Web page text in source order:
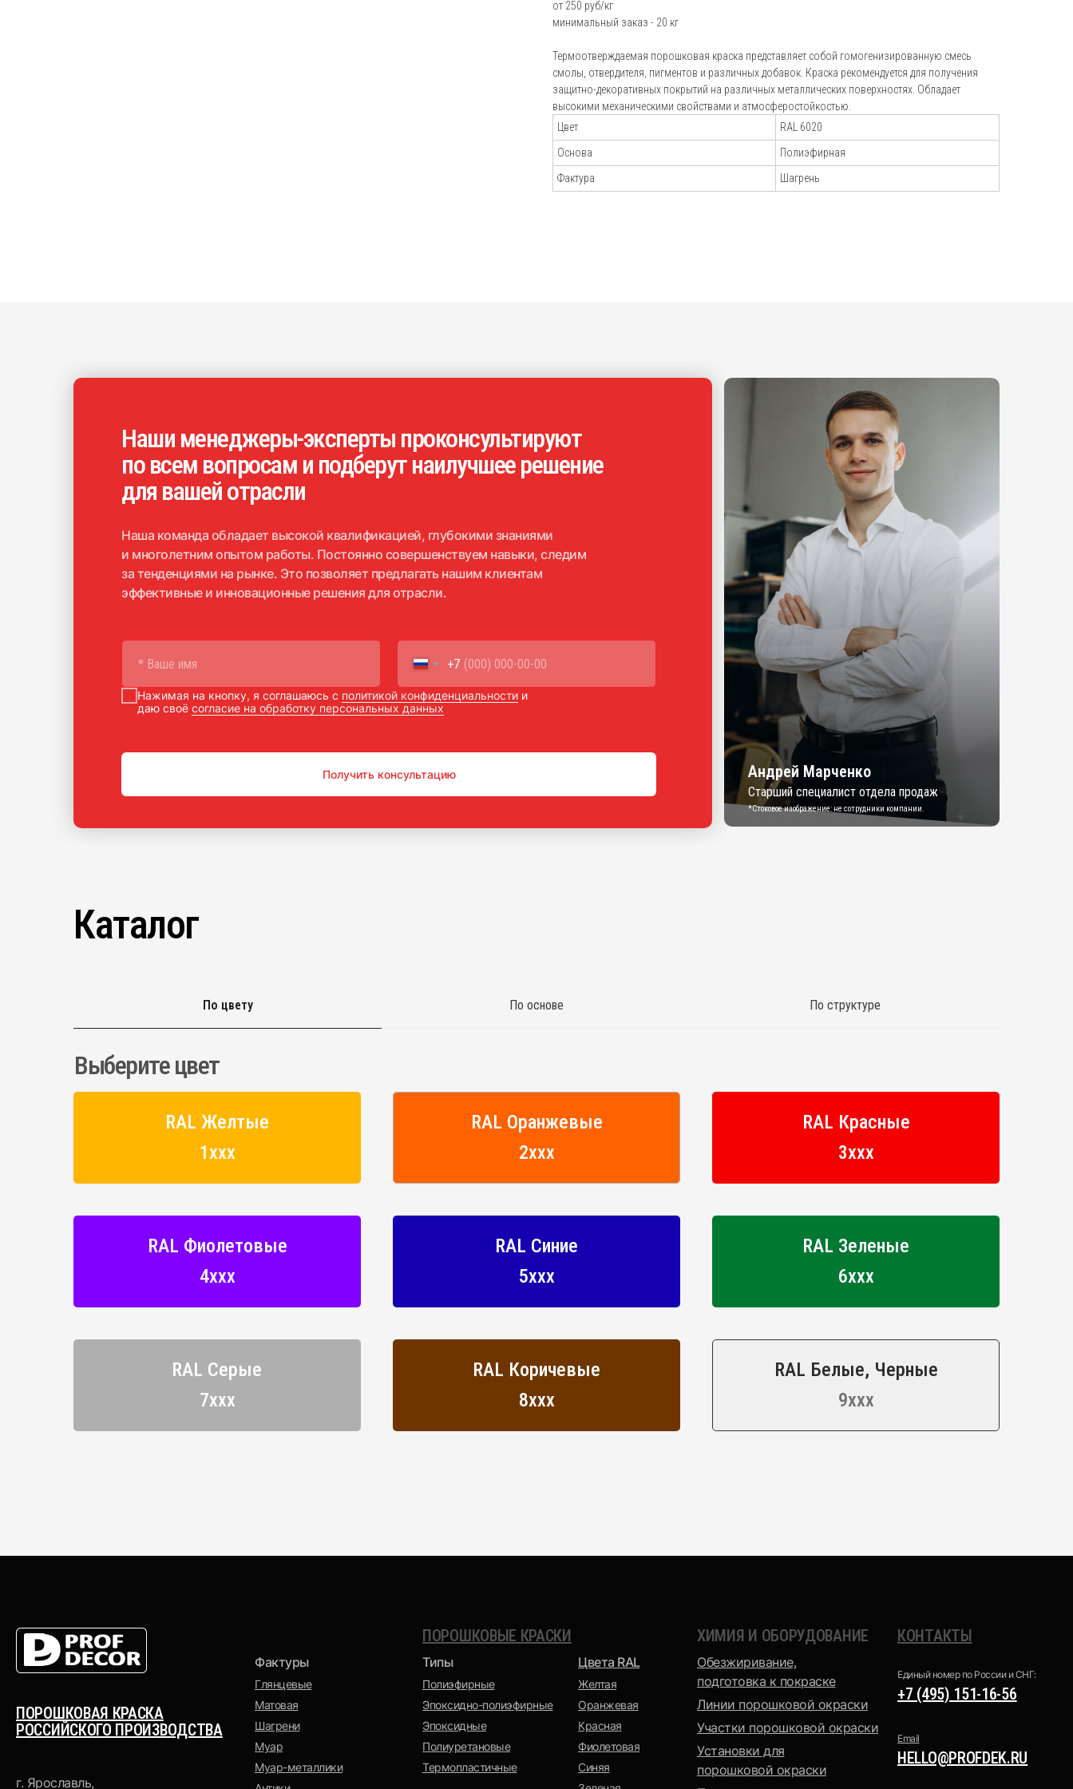
hello@profdek.ru
г. Ярославль, ул. Полушкина роща,
д. 16с34
Блог
Подбор порошковой
краски
Калькулятор
Отзывы
Установки порошковой окраски Tesla
Установки порошковой окраски Радар
Установки порошковой окраски Electron
от 250 руб/кг
минимальный заказ - 20 кг
Термоотверждаемая порошковая краска представляет собой гомогенизированную смесь
смолы, отвердителя, пигментов и различных добавок. Краска рекомендуется для получения
защитно-декоративных покрытий на различных металлических поверхностях. Обладает
высокими механическими свойствами и атмосферостойкостью.
Цвет
RAL 6020
Основа
Полиэфирная
Фактура
Шагрень
Андрей Марченко
Старший специалист отдела продаж
Наши менеджеры-эксперты проконсультируют
по всем вопросам и подберут наилучшее решение
для вашей отрасли
Наша команда обладает высокой квалификацией, глубокими знаниями
и многолетним опытом работы. Постоянно совершенствуем навыки, следим
за тенденциями на рынке. Это позволяет предлагать нашим клиентам
эффективные и инновационные решения для отрасли.
+7
Нажимая на кнопку, я соглашаюсь с политикой конфиденциальности и
даю своё согласие на обработку персональных данных
Получить консультацию
*Стоковое изображение: не сотрудники компании.
Каталог
По цвету По основе По структуре
Выберите цвет
RAL Желтые RAL Оранжевые RAL Красные
RAL Фиолетовые RAL Синие RAL Зеленые
RAL Серые RAL Коричевые RAL Белые, Черные
1ххх 2ххх 3ххх
4ххх 5ххх 6ххх
7ххх 8ххх 9ххх
Полиуретановая Термопластичная
Муар-металлик
ПОРОШКОВАЯ КРАСКА
РОССИЙСКОГО ПРОИЗВОДСТВА
ПОРОШКОВЫЕ КРАСКИ ХИМИЯ И ОБОРУДОВАНИЕ КОНТАКТЫ
Фактуры
Глянцевые
Матовая
Муар
Шагрени
Муар-металлики
Синяя
Красная
Фиолетовая
Оранжевая
Желтая
Термопластичные
Эпоксидные
Полиуретановые
Эпоксидно-полиэфирные
Полиэфирные
Установки для
порошковой окраски
Обезжиривание,
подготовка к покраске
Линии порошковой окраски
Участки порошковой окраски
Единый номер по России и СНГ:
Типы Цвета RAL
+7 (495) 151-16-56
Email
HELLO@PROFDEK.RU
г. Ярославль,